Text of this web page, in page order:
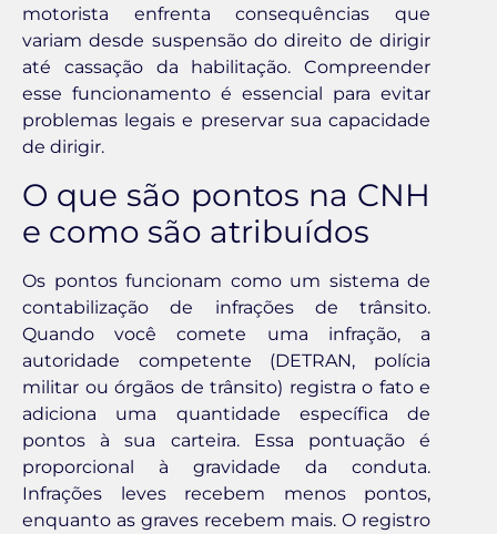
motorista enfrenta consequências que
variam desde suspensão do direito de dirigir
até cassação da habilitação. Compreender
esse funcionamento é essencial para evitar
problemas legais e preservar sua capacidade
de dirigir.
O que são pontos na CNH
e como são atribuídos
Os pontos funcionam como um sistema de
contabilização de infrações de trânsito.
Quando você comete uma infração, a
autoridade competente (DETRAN, polícia
militar ou órgãos de trânsito) registra o fato e
adiciona uma quantidade específica de
pontos à sua carteira. Essa pontuação é
proporcional à gravidade da conduta.
Infrações leves recebem menos pontos,
enquanto as graves recebem mais. O registro